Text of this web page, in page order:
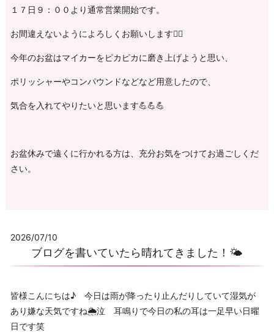
１７日９：００より通常営業開始です。
お間違えないようによろしくお願いします🙇‍♂️
今年のお盆はマイカーをピカピカに磨き上げようと思い、
ポリッシャーやコンパウンドなどなど用意したので、
気合を入れてやりたいと思います💪💪💪
お盆休みで遠くに行かれる方は、充分お気をつけてお過ごしくだ
さい。
2026/07/10
ブログを書いていたら晴れてきました！🌤
皆様こんにちは♪ 今日は雨が降ったり止んだりしていて湿気が
あり嫌な天気ですね🌦泣 耳鳴りで今日の私の耳は一足早い日曜
日です笑